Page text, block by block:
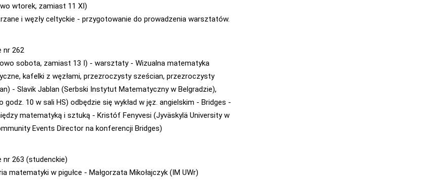
wtorek, zamiast 11 XI)
i węzły celtyckie - przygotowanie do prowadzenia warsztatów.
nr 262
sobota, zamiast 13 I) - warsztaty - Wizualna matematyka
kafelki z węzłami, przezroczysty sześcian, przezroczysty
- Slavik Jablan (Serbski Instytut Matematyczny w Belgradzie),
godz. 10 w sali HS) odbędzie się wykład w jęz. angielskim - Bridges -
matematyką i sztuką - Kristóf Fenyvesi (Jyväskylä University w
Events Director na konferencji Bridges)
nr 263 (studenckie)
matematyki w pigułce - Małgorzata Mikołajczyk (IM UWr)